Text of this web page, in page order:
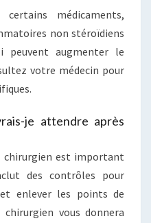
médicaments,
non stéroïdiens
peuvent augmenter le
votre médecin pour
je attendre après
chirurgien est important
des contrôles pour
enlever les points de
vous donnera